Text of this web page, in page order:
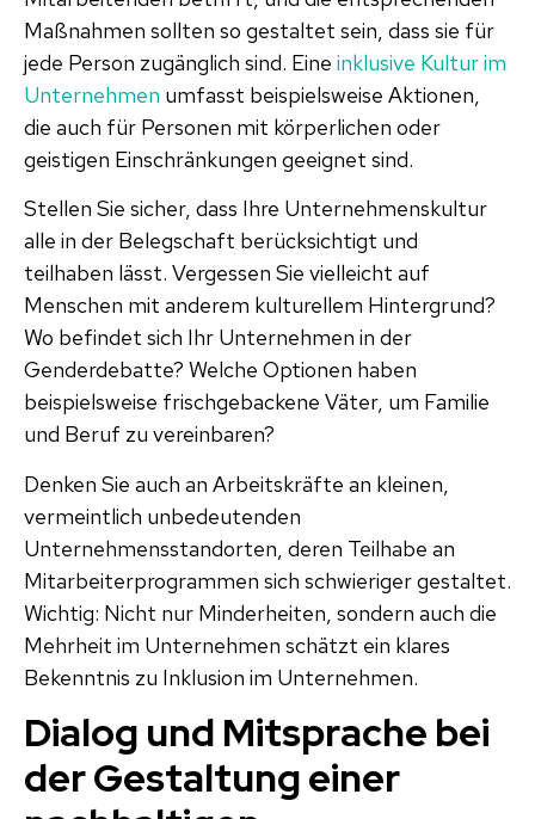
Maßnahmen sollten so gestaltet sein, dass sie für
jede Person zugänglich sind. Eine inklusive Kultur im
Unternehmen umfasst beispielsweise Aktionen,
die auch für Personen mit körperlichen oder
geistigen Einschränkungen geeignet sind.
Stellen Sie sicher, dass Ihre Unternehmenskultur
alle in der Belegschaft berücksichtigt und
teilhaben lässt. Vergessen Sie vielleicht auf
Menschen mit anderem kulturellem Hintergrund?
Wo befindet sich Ihr Unternehmen in der
Genderdebatte? Welche Optionen haben
beispielsweise frischgebackene Väter, um Familie
und Beruf zu vereinbaren?
Denken Sie auch an Arbeitskräfte an kleinen,
vermeintlich unbedeutenden
Unternehmensstandorten, deren Teilhabe an
Mitarbeiterprogrammen sich schwieriger gestaltet.
Wichtig: Nicht nur Minderheiten, sondern auch die
Mehrheit im Unternehmen schätzt ein klares
Bekenntnis zu Inklusion im Unternehmen.
Dialog und Mitsprache bei
der Gestaltung einer